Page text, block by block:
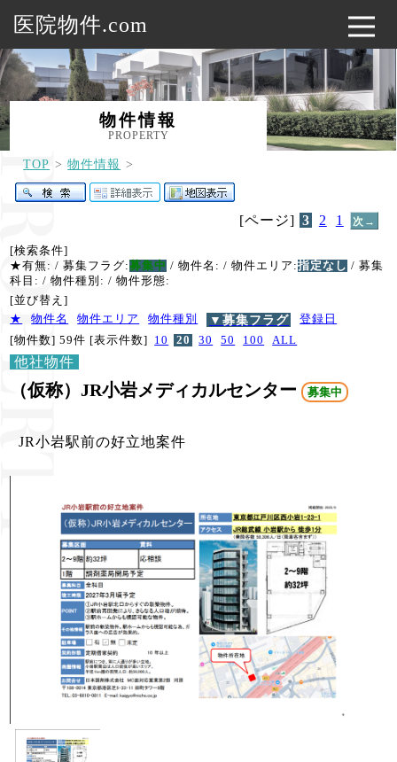
医院物件.com
物件情報
PROPERTY
TOP 物件情報
[ページ] 3 2 1 次→
[検索条件]
★有無: / 募集フラグ:募集中 / 物件名: / 物件エリア:指定なし / 募集
科目: / 物件種別: / 物件形態:
[並び替え]
★
物件名 物件エリア 物件種別 ▼募集フラグ
登録日
[物件数] 59件 [表示件数] 10 20 30 50 100 ALL
他社物件
（仮称）JR小岩メディカルセンター 募集中
JR小岩駅前の好立地案件